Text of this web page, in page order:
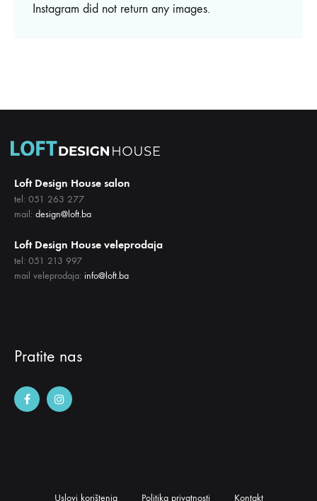
Instagram did not return any images.
Loft Design House salon
tel: 051 263 277
mail: design@loft.ba
Loft Design House veleprodaja
tel: 051 213 997
mail veleprodaja: info@loft.ba
Pratite nas
Uslovi korištenja Politika privatnosti Kontakt